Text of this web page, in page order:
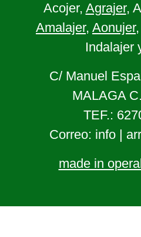
Acojer, Agrajer,
Amalajer, Aonujer
Indalajer
C/ Manuel
MALAGA
TEF.:
Correo: info |
made in